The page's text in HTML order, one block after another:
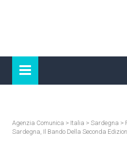
Agenzia Comunica > Italia > Sardegna >
Sardegna, Il Bando Della Seconda